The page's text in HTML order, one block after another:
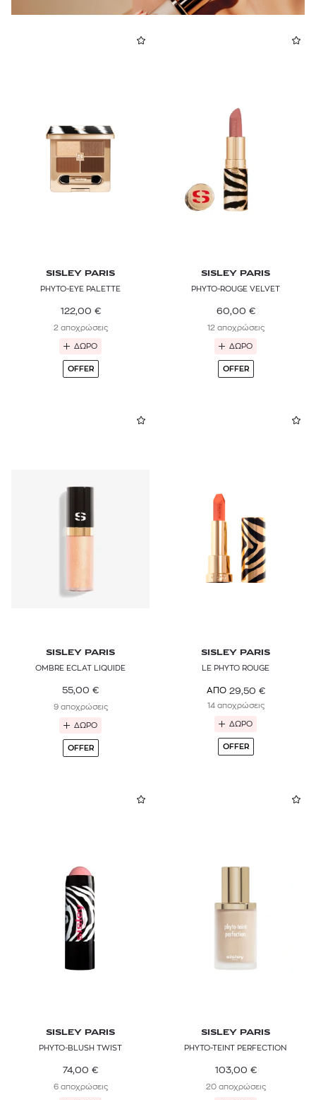
SISLEY PARIS
PHYTO-EYE PALETTE
122,00 €
2 αποχρώσεις
ΔΩΡΟ
OFFER
SISLEY PARIS
PHYTO-ROUGE VELVET
60,00 €
12 αποχρώσεις
ΔΩΡΟ
OFFER
SISLEY PARIS
OMBRE ECLAT LIQUIDE
55,00 €
9 αποχρώσεις
ΔΩΡΟ
OFFER
SISLEY PARIS
LE PHYTO ROUGE
ΑΠΟ 29,50 €
14 αποχρώσεις
ΔΩΡΟ
OFFER
SISLEY PARIS
PHYTO-BLUSH TWIST
74,00 €
6 αποχρώσεις
SISLEY PARIS
PHYTO-TEINT PERFECTION
103,00 €
20 αποχρώσεις